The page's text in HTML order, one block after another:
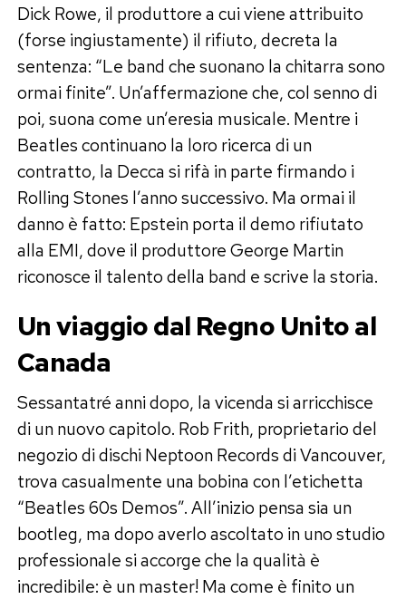
Dick Rowe, il produttore a cui viene attribuito
(forse ingiustamente) il rifiuto, decreta la
sentenza: “Le band che suonano la chitarra sono
ormai finite”. Un’affermazione che, col senno di
poi, suona come un’eresia musicale. Mentre i
Beatles continuano la loro ricerca di un
contratto, la Decca si rifà in parte firmando i
Rolling Stones l’anno successivo. Ma ormai il
danno è fatto: Epstein porta il demo rifiutato
alla EMI, dove il produttore George Martin
riconosce il talento della band e scrive la storia.
Un viaggio dal Regno Unito al
Canada
Sessantatré anni dopo, la vicenda si arricchisce
di un nuovo capitolo. Rob Frith, proprietario del
negozio di dischi Neptoon Records di Vancouver,
trova casualmente una bobina con l’etichetta
“Beatles 60s Demos”. All’inizio pensa sia un
bootleg, ma dopo averlo ascoltato in uno studio
professionale si accorge che la qualità è
incredibile: è un master! Ma come è finito un